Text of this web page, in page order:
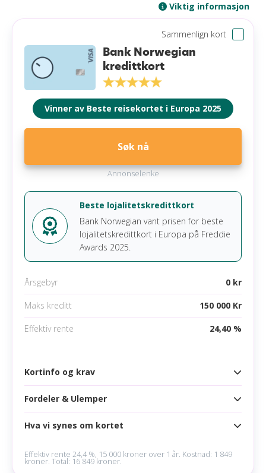
Slik finner du det beste kredittkortet for deg
Beste kredittkort for ulike kategorier
Slik vurderer vi de beste kredittkortene
Hvilken bank har flest fornøyde kunder?
Fordeler og ulemper med kredittkort
Kredittkortgebyrer
Viktig informasjon
Vinner av Beste reisekortet i Europa 2025
Sammenlign kort
Bank Norwegian
kredittkort
Søk nå
Annonselenke
Beste lojalitetskredittkort
Bank Norwegian vant prisen for beste
lojalitetskredittkort i Europa på Freddie
Awards 2025.
Årsgebyr 0 kr
Maks kreditt 150 000 Kr
Effektiv rente 24,40 %
Kortinfo og krav
Kortinfo
Årsgebyr
Rente
Fordeler & Ulemper
Fordeler
Velg mellom CashPoints eller cashback på alle kjøp
Hva vi synes om kortet
Effektiv rente 24,4 %, 15 000 kroner over 1 år. Kostnad: 1 849
kroner. Total: 16 849 kroner.